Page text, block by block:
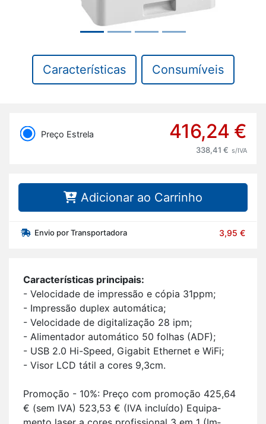
Características Consumíveis
Preço Estrela 416,24 €
338,41 € s/IVA
Adicionar ao Carrinho
Envio por Transportadora 3,95 €
Ca­rac­te­rís­ticas prin­ci­pais:
- Ve­lo­ci­dade de im­pressão e cópia 31ppm;
- Im­pressão du­plex au­to­má­tica;
- Ve­lo­ci­dade de di­gi­ta­li­zação 28 ipm;
- Ali­men­tador au­to­má­tico 50 fo­lhas (ADF);
- USB 2.0 Hi-Speed, Gi­gabit Ethernet e WiFi;
- Visor LCD tátil a cores 9,3cm.
Pro­moção - 10%: Preço com pro­moção 425,64
€ (sem IVA) 523,53 € (IVA in­cluído) Equi­pa­